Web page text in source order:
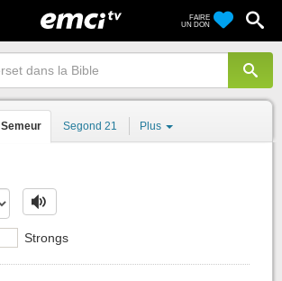
FAIRE
UN DON
Semeur Segond 21 Plus
Strongs